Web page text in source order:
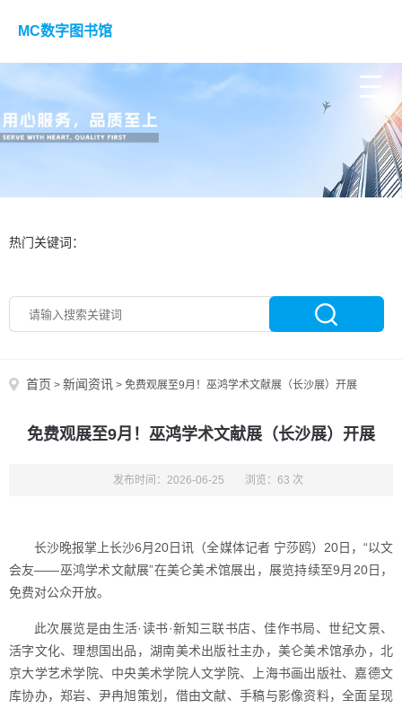
MC数字图书馆
热门关键词：
首页 > 新闻资讯 > 免费观展至9月！巫鸿学术文献展（长沙展）开展
免费观展至9月！巫鸿学术文献展（长沙展）开展
发布时间：2026-06-25 浏览：63 次
长沙晚报掌上长沙6月20日讯（全媒体记者 宁莎鸥）20日，“以文
会友——巫鸿学术文献展”在美仑美术馆展出，展览持续至9月20日，
免费对公众开放。
此次展览是由生活·读书·新知三联书店、佳作书局、世纪文景、
活字文化、理想国出品，湖南美术出版社主办，美仑美术馆承办，北
京大学艺术学院、中央美术学院人文学院、上海书画出版社、嘉德文
库协办，郑岩、尹冉旭策划，借由文献、手稿与影像资料，全面呈现